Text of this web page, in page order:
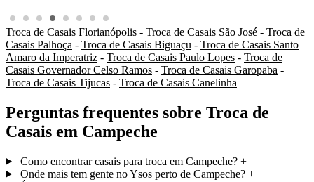
Troca de Casais Florianópolis - Troca de Casais São José - Troca de
Casais Palhoça - Troca de Casais Biguaçu - Troca de Casais Santo
Amaro da Imperatriz - Troca de Casais Paulo Lopes - Troca de
Casais Governador Celso Ramos - Troca de Casais Garopaba -
Troca de Casais Tijucas - Troca de Casais Canelinha
Perguntas frequentes sobre Troca de
Casais em Campeche
Como encontrar casais para troca em Campeche? +
Onde mais tem gente no Ysos perto de Campeche? +